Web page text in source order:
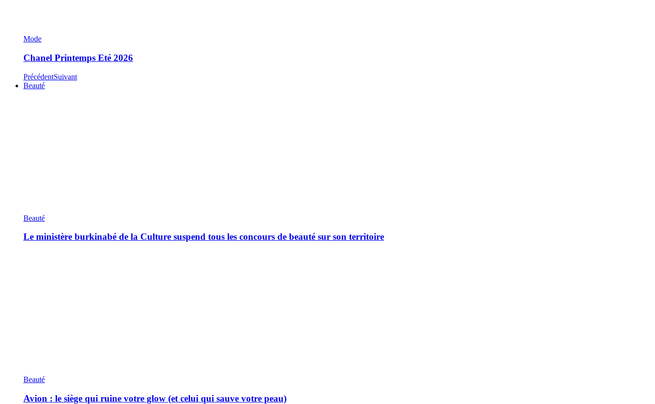
Mode
Chanel Printemps Eté 2026
PrécédentSuivant
Beauté
Beauté
Le ministère burkinabé de la Culture suspend tous les concours de beauté sur son territoire
Beauté
Avion : le siège qui ruine votre glow (et celui qui sauve votre peau)